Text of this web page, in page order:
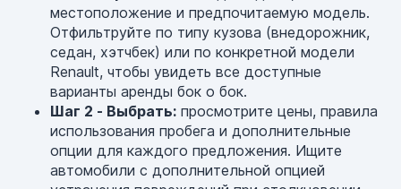
местоположение и предпочитаемую модель.
Отфильтруйте по типу кузова (внедорожник,
седан, хэтчбек) или по конкретной модели
Renault, чтобы увидеть все доступные
варианты аренды бок о бок.
Шаг 2 - Выбрать: просмотрите цены, правила
использования пробега и дополнительные
опции для каждого предложения. Ищите
автомобили с дополнительной опцией